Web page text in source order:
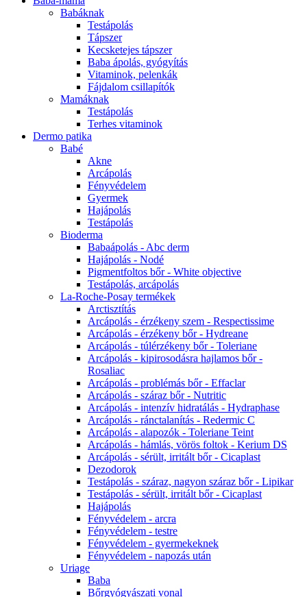
Babáknak
Testápolás
Tápszer
Kecsketejes tápszer
Baba ápolás, gyógyítás
Vitaminok, pelenkák
Fájdalom csillapítók
Mamáknak
Testápolás
Terhes vitaminok
Dermo patika
Babé
Akne
Arcápolás
Fényvédelem
Gyermek
Hajápolás
Testápolás
Bioderma
Babaápolás - Abc derm
Hajápolás - Nodé
Pigmentfoltos bőr - White objective
Testápolás, arcápolás
La-Roche-Posay termékek
Arctisztítás
Arcápolás - érzékeny szem - Respectissime
Arcápolás - érzékeny bőr - Hydreane
Arcápolás - túlérzékeny bőr - Toleriane
Arcápolás - kipirosodásra hajlamos bőr -
Rosaliac
Arcápolás - problémás bőr - Effaclar
Arcápolás - száraz bőr - Nutritic
Arcápolás - intenzív hidratálás - Hydraphase
Arcápolás - ránctalanítás - Redermic C
Arcápolás - alapozók - Toleriane Teint
Arcápolás - hámlás, vörös foltok - Kerium DS
Arcápolás - sérült, irritált bőr - Cicaplast
Dezodorok
Testápolás - száraz, nagyon száraz bőr - Lipikar
Testápolás - sérült, irritált bőr - Cicaplast
Hajápolás
Fényvédelem - arcra
Fényvédelem - testre
Fényvédelem - gyermekeknek
Fényvédelem - napozás után
Uriage
Baba
Bőrgyógyászati vonal